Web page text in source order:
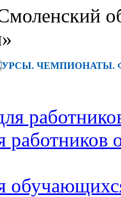
ЧЕМПИОНАТЫ.
работников